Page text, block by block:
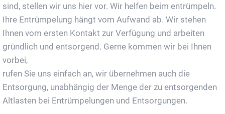
sind, stellen wir uns hier vor. Wir helfen beim entrümpeln.
Ihre Entrümpelung hängt vom Aufwand ab. Wir stehen
Ihnen vom ersten Kontakt zur Verfügung und arbeiten
gründlich und entsorgend. Gerne kommen wir bei Ihnen
vorbei,
rufen Sie uns einfach an, wir übernehmen auch die
Entsorgung, unabhängig der Menge der zu entsorgenden
Altlasten bei Entrümpelungen und Entsorgungen.